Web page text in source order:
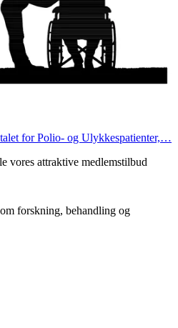
for Polio- og Ulykkespatienter,…
vores attraktive medlemstilbud
forskning, behandling og